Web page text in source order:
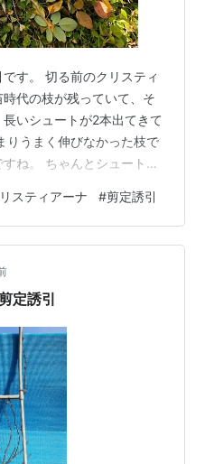
す。 切る前のクリスティ
代の枝が残っていて、そ
いシュートが2本出てきて
りうまく伸びなかった枝で
ね。 ちゃんとシュートが
時代の枝は根本から数本
な感じ。 別アングル フラ
チのてっぺんまでは届き
いですね。 結構枝が固い
もしれません。 にほんブ
スティアーナ #剪定誘引
定誘引